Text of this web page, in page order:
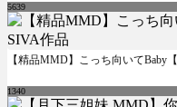
5639
【精品MMD】こっち向いてBaby
1340